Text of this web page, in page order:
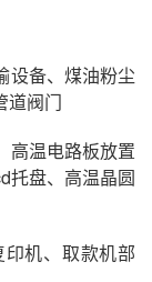
设备、煤油粉尘
道阀门
高温电路板放置
托盘、高温晶圆
机、取款机部